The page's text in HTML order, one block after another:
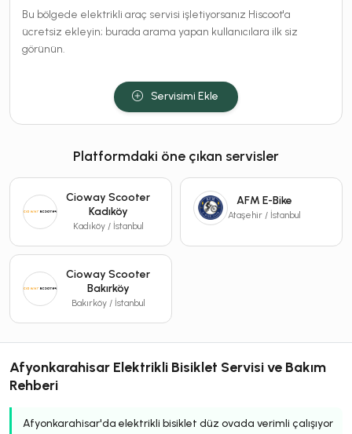
Bu bölgede elektrikli araç servisi işletiyorsanız Hiscoot'a
ücretsiz ekleyin; burada arama yapan kullanıcılara ilk siz
görünün.
Servisimi Ekle
Platformdaki öne çıkan servisler
Cioway Scooter
Kadıköy
Kadıköy / İstanbul
AFM E-Bike
Ataşehir / İstanbul
Cioway Scooter
Bakırköy
Bakırköy / İstanbul
Afyonkarahisar Elektrikli Bisiklet Servisi ve Bakım
Rehberi
Afyonkarahisar'da elektrikli bisiklet düz ovada verimli çalışıyor